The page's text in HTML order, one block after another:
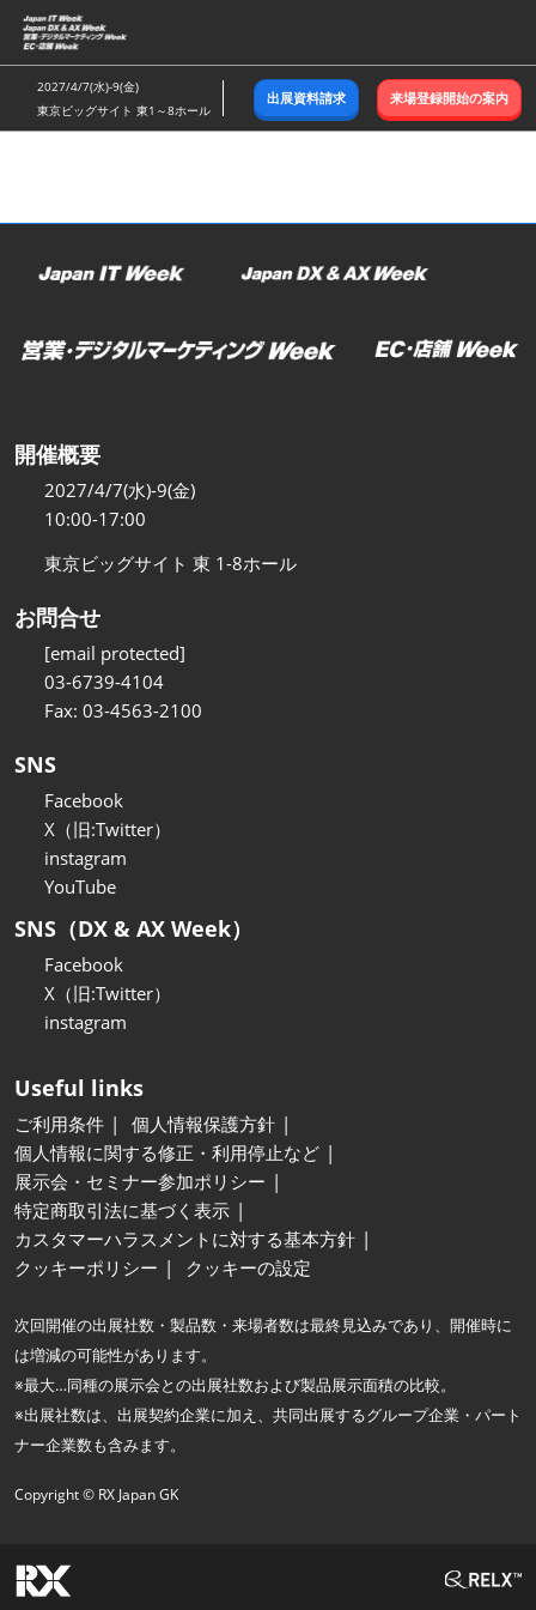
ス
キ
ッ
し
む
2027/4/7(水)-9(金)
東京ビッグサイト 東1～8ホール
出展資料請求 来場登録開始の案内
開催概要
2027/4/7(水)-9(金)
10:00-17:00
東京ビッグサイト 東 1-8ホール
お問合せ
[email protected]
03-6739-4104
Fax: 03-4563-2100
SNS
Facebook
X（旧:Twitter）
instagram
YouTube
SNS（DX & AX Week）
Facebook
X（旧:Twitter）
instagram
Useful links
ご利用条件
個人情報保護方針
個人情報に関する修正・利用停止など
展示会・セミナー参加ポリシー
特定商取引法に基づく表示
カスタマーハラスメントに対する基本方針
クッキーポリシー
クッキーの設定
次回開催の出展社数・製品数・来場者数は最終見込みであり、開催時に
は増減の可能性があります。
※最大…同種の展示会との出展社数および製品展示面積の比較。
※出展社数は、出展契約企業に加え、共同出展するグループ企業・パート
ナー企業数も含みます。
Copyright © RX Japan GK